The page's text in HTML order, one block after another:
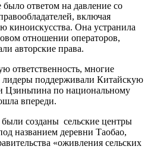
ответом на давление со
включая
киноискусства. Она устранила
отношении операторов,
авторские права.
ответственность, многие
лидеры поддерживали Китайскую
Цзиньпина по национальному
впереди.
были созданы сельские центры
названием деревни Таобао,
«оживления сельских